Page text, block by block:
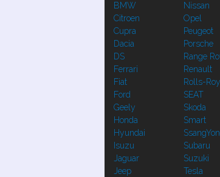
BMW
Citroen
Cupra
Dacia
DS
Ferrari
Fiat
Ford
Geely
Honda
Hyundai
Isuzu
Jaguar
Jeep
Nissan
Opel
Peugeot
Porsche
Range
Renault
Rolls-
SEAT
Skoda
Smart
Subaru
Suzuki
Tesla